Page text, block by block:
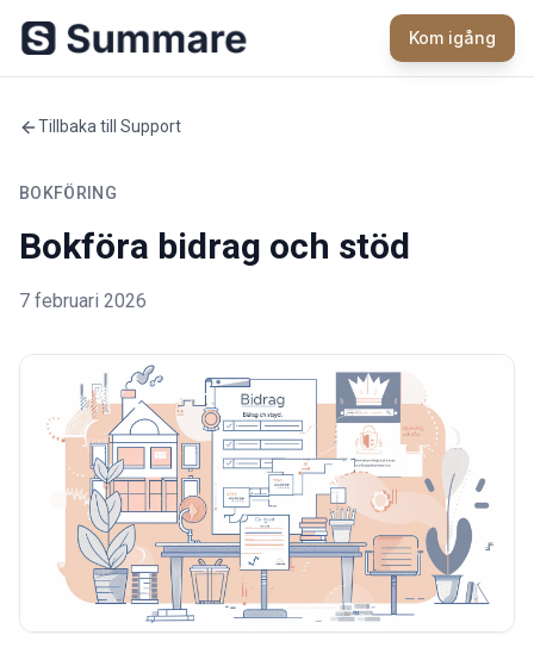
Kom igång
Tillbaka till Support
BOKFÖRING
Bokföra bidrag och stöd
7 februari 2026